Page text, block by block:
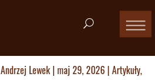
Andrzej Lewek| maj 29, 2026| Artykuły,